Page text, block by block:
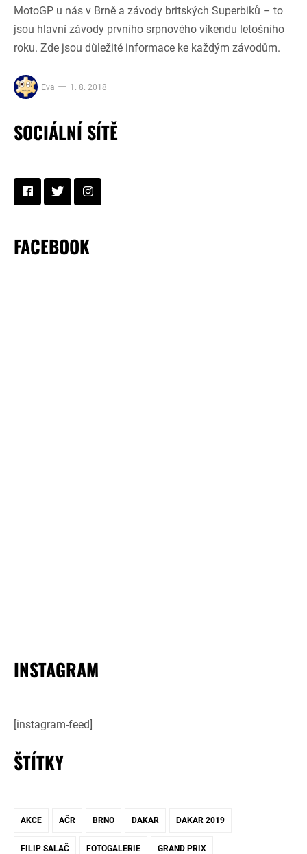
MotoGP u nás v Brně a závody britských Superbiků – to
jsou hlavní závody prvního srpnového víkendu letošního
roku. Zde jsou důležité informace ke každým závodům.
Eva 1. 8. 2018
SOCIÁLNÍ SÍTĚ
FACEBOOK
INSTAGRAM
[instagram-feed]
ŠTÍTKY
AKCE AČR BRNO DAKAR DAKAR 2019
FILIP SALAČ FOTOGALERIE GRAND PRIX